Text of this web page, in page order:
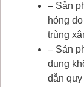
– Sản
hỏng
trùng
– Sản
dụng
dẫn quy